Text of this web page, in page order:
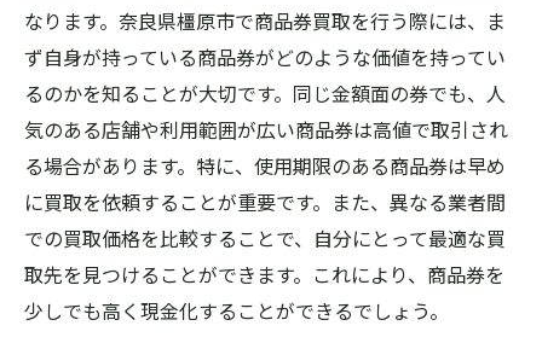
なります。奈良県橿原市で商品券買取を行う際には、ま
ず自身が持っている商品券がどのような価値を持ってい
るのかを知ることが大切です。同じ金額面の券でも、人
気のある店舗や利用範囲が広い商品券は高値で取引され
る場合があります。特に、使用期限のある商品券は早め
に買取を依頼することが重要です。また、異なる業者間
での買取価格を比較することで、自分にとって最適な買
取先を見つけることができます。これにより、商品券を
少しでも高く現金化することができるでしょう。